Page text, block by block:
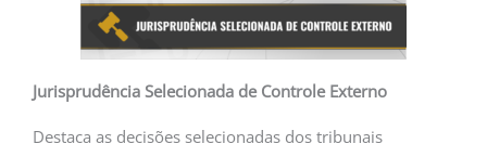
Jurisprudência Selecionada de Controle Externo
Destaca as decisões selecionadas dos tribunais